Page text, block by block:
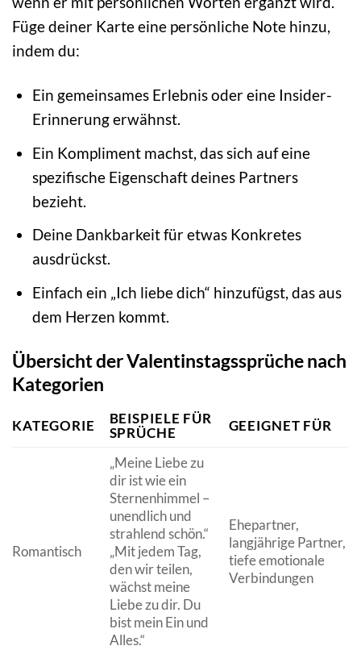
Füge deiner Karte eine persönliche Note hinzu,
indem du:
Ein gemeinsames Erlebnis oder eine Insider-
Erinnerung erwähnst.
Ein Kompliment machst, das sich auf eine
spezifische Eigenschaft deines Partners
bezieht.
Deine Dankbarkeit für etwas Konkretes
ausdrückst.
Einfach ein „Ich liebe dich“ hinzufügst, das aus
dem Herzen kommt.
Übersicht der Valentinstagssprüche nach
Kategorien
KATEGORIE
BEISPIELE FÜR
SPRÜCHE
GEEIGNET FÜR
Romantisch
„Meine Liebe zu
dir ist wie ein
Sternenhimmel –
unendlich und
strahlend schön.“
„Mit jedem Tag,
den wir teilen,
wächst meine
Liebe zu dir. Du
bist mein Ein und
Alles.“
Ehepartner,
langjährige Partner,
tiefe emotionale
Verbindungen